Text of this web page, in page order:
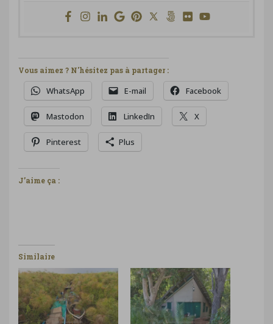
Vous aimez ? N'hésitez pas à partager :
WhatsApp E-mail Facebook
Mastodon LinkedIn X
Pinterest Plus
J’aime ça :
Similaire